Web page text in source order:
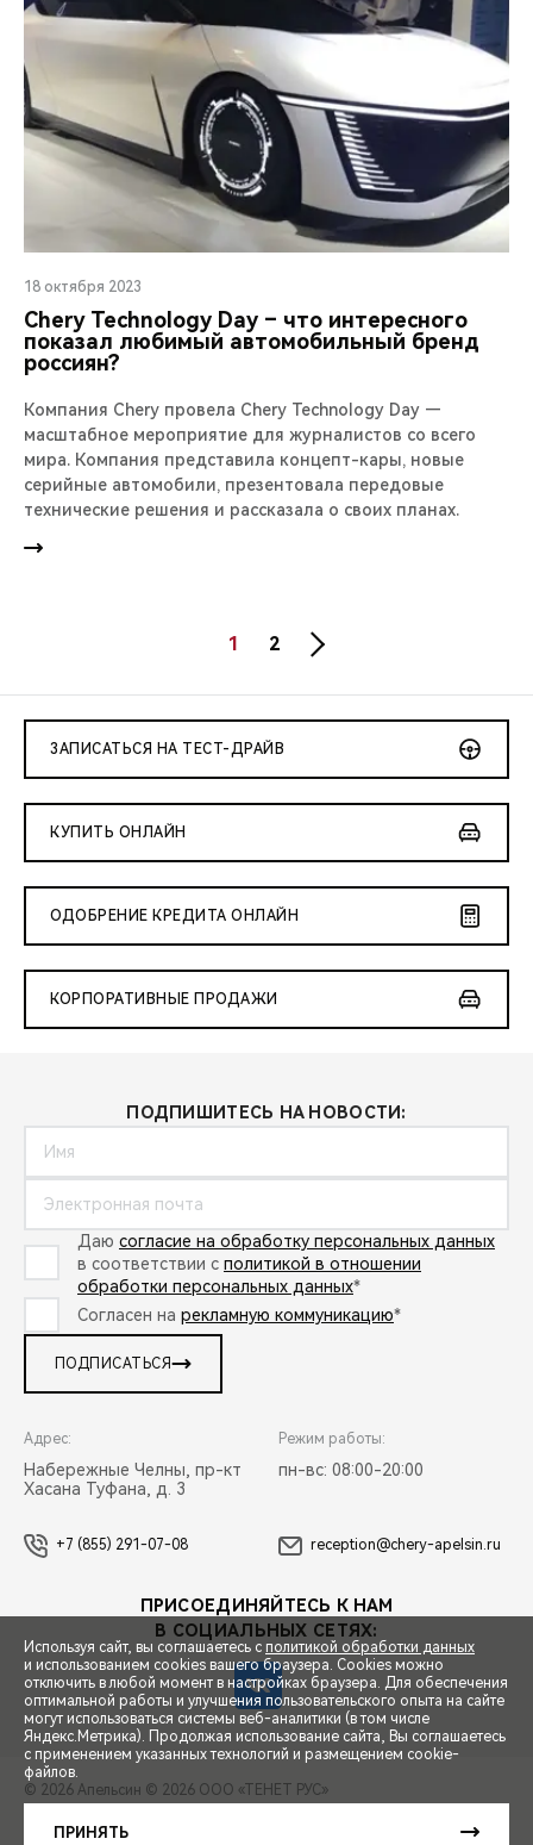
СПЕЦПРЕДЛОЖЕНИЯ
ЗАПИСЬ НА ТЕСТ-ДРАЙВ
18 октября 2023
Chery Technology Day – что интересного
показал любимый автомобильный бренд
россиян?
Компания Chery провела Chery Technology Day —
масштабное мероприятие для журналистов со всего
мира. Компания представила концепт-кары, новые
серийные автомобили, презентовала передовые
технические решения и рассказала о своих планах.
1 2
ЗАПИСАТЬСЯ НА ТЕСТ-ДРАЙВ
КУПИТЬ ОНЛАЙН
ОДОБРЕНИЕ КРЕДИТА ОНЛАЙН
КОРПОРАТИВНЫЕ ПРОДАЖИ
ПОДПИШИТЕСЬ НА НОВОСТИ:
Даю согласие на обработку персональных данных
в соответствии с политикой в отношении
обработки персональных данных*
Согласен на рекламную коммуникацию*
ПОДПИСАТЬСЯ
Адрес:
Набережные Челны, пр-кт
Хасана Туфана, д. 3
Режим работы:
пн-вс: 08:00-20:00
+7 (855) 291-07-08 reception@chery-apelsin.ru
ПРИСОЕДИНЯЙТЕСЬ К НАМ
В СОЦИАЛЬНЫХ СЕТЯХ:
© 2026 Апельсин © 2026 ООО «ТЕНЕТ РУС»
Сделано в ПЕРКС
Используя сайт, вы соглашаетесь с политикой обработки данных
и использованием cookies вашего браузера. Cookies можно
отключить в любой момент в настройках браузера. Для обеспечения
оптимальной работы и улучшения пользовательского опыта на сайте
могут использоваться системы веб-аналитики (в том числе
Яндекс.Метрика). Продолжая использование сайта, Вы соглашаетесь
с применением указанных технологий и размещением cookie-
файлов.
ПРИНЯТЬ